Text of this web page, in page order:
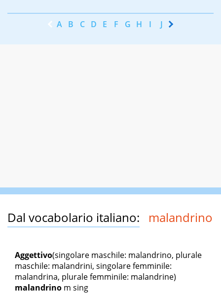
A B C D E F G H I J K
Dal vocabolario italiano: malandrino
Aggettivo(singolare maschile: malandrino, plurale
maschile: malandrini, singolare femminile:
malandrina, plurale femminile: malandrine)
malandrino m sing